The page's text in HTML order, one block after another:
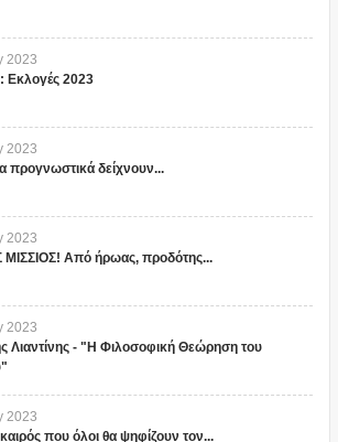
2023
Εκλογές 2023
2023
προγνωστικά δείχνουν...
2023
Από ήρωας, προδότης...
2023
Λιαντίνης - "Η Φιλοσοφική Θεώρηση του
2023
που όλοι θα ψηφίζουν τον...